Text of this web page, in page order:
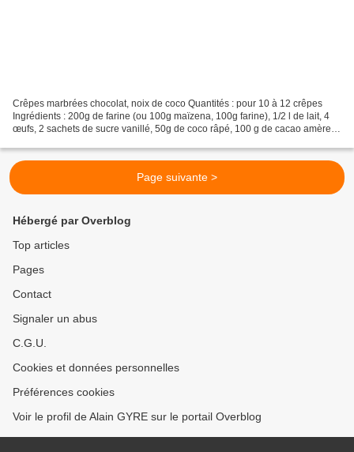
Crêpes marbrées chocolat, noix de coco Quantités : pour 10 à 12 crêpes
Ingrédients : 200g de farine (ou 100g maïzena, 100g farine), 1/2 l de lait, 4
œufs, 2 sachets de sucre vanillé, 50g de coco râpé, 100 g de cacao amère
Page suivante >
Hébergé par Overblog
Top articles
Pages
Contact
Signaler un abus
C.G.U.
Cookies et données personnelles
Préférences cookies
Voir le profil de Alain GYRE sur le portail Overblog